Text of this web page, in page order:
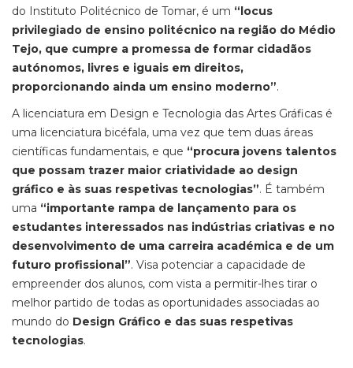
do Instituto Politécnico de Tomar, é um “locus
privilegiado de ensino politécnico na região do Médio
Tejo, que cumpre a promessa de formar cidadãos
autónomos, livres e iguais em direitos,
proporcionando ainda um ensino moderno”.
A licenciatura em Design e Tecnologia das Artes Gráficas é
uma licenciatura bicéfala, uma vez que tem duas áreas
científicas fundamentais, e que “procura jovens talentos
que possam trazer maior criatividade ao design
gráfico e às suas respetivas tecnologias”. É também
uma “importante rampa de lançamento para os
estudantes interessados nas indústrias criativas e no
desenvolvimento de uma carreira académica e de um
futuro profissional”. Visa potenciar a capacidade de
empreender dos alunos, com vista a permitir-lhes tirar o
melhor partido de todas as oportunidades associadas ao
mundo do Design Gráfico e das suas respetivas
tecnologias.